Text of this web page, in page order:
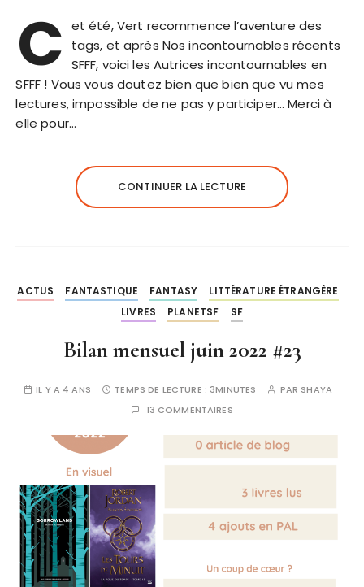
C et été, Vert recommence l’aventure des
tags, et après Nos incontournables récents
SFFF, voici les Autrices incontournables en
SFFF ! Vous vous doutez bien que bien que vu mes
lectures, impossible de ne pas y participer… Merci à
elle pour…
CONTINUER LA LECTURE
ACTUS FANTASTIQUE FANTASY
LITTÉRATURE ÉTRANGÈRE
LIVRES
PLANETSF SF
Bilan mensuel juin 2022 #23
IL Y A 4 ANS TEMPS DE LECTURE : 3MINUTES PAR SHAYA
13 COMMENTAIRES